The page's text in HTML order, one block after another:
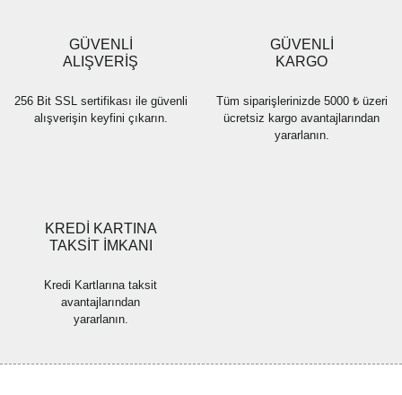
Ürün fiyatı diğer sitelerden daha pahalı.
Bu ürüne benzer farklı alternatifler olmalı.
GÜVENLİ
ALIŞVERİŞ
256 Bit SSL sertifikası ile güvenli
alışverişin keyfini çıkarın.
GÜVENLİ
KARGO
Tüm siparişlerinizde 5000 ₺ üzeri
ücretsiz kargo avantajlarından
yararlanın.
KREDİ KARTINA
TAKSİT İMKANI
Kredi Kartlarına taksit
avantajlarından
yararlanın.